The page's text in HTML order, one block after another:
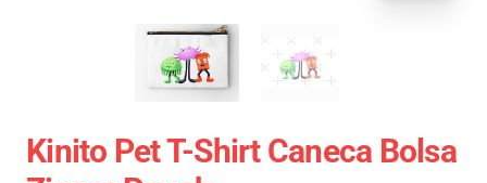
Kinito Pet T-Shirt Caneca Bolsa